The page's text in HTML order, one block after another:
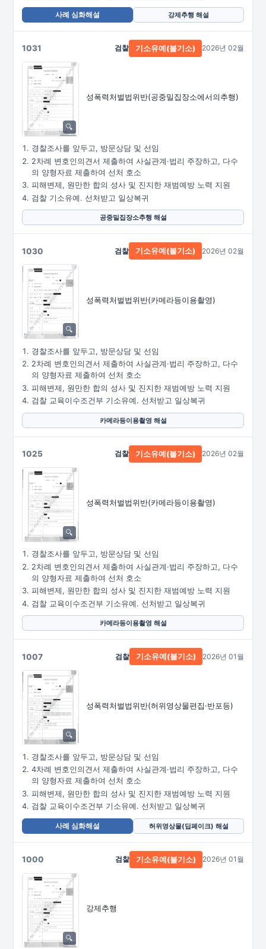
사례 심화해설 강제추행 해설
1031
성폭력처벌법위반(공중밀집장소에서의추행)
검찰 기소유예(불기소) 2026년 02월
경찰조사를 앞두고, 방문상담 및 선임
2차례 변호인의견서 제출하여 사실관계·법리 주장하고, 다수
의 양형자료 제출하여 선처 호소
피해변제, 원만한 합의 성사 및 진지한 재범예방 노력 지원
검찰 기소유예. 선처받고 일상복귀
공중밀집장소추행 해설
1030
성폭력처벌법위반(카메라등이용촬영)
검찰 기소유예(불기소) 2026년 02월
경찰조사를 앞두고, 방문상담 및 선임
2차례 변호인의견서 제출하여 사실관계·법리 주장하고, 다수
의 양형자료 제출하여 선처 호소
피해변제, 원만한 합의 성사 및 진지한 재범예방 노력 지원
검찰 교육이수조건부 기소유예. 선처받고 일상복귀
카메라등이용촬영 해설
1025
성폭력처벌법위반(카메라등이용촬영)
검찰 기소유예(불기소) 2026년 02월
경찰조사를 앞두고, 방문상담 및 선임
2차례 변호인의견서 제출하여 사실관계·법리 주장하고, 다수
의 양형자료 제출하여 선처 호소
피해변제, 원만한 합의 성사 및 진지한 재범예방 노력 지원
검찰 교육이수조건부 기소유예. 선처받고 일상복귀
카메라등이용촬영 해설
1007
성폭력처벌법위반(허위영상물편집·반포등)
검찰 기소유예(불기소) 2026년 01월
경찰조사를 앞두고, 방문상담 및 선임
4차례 변호인의견서 제출하여 사실관계·법리 주장하고, 다수
의 양형자료 제출하여 선처 호소
피해변제, 원만한 합의 성사 및 진지한 재범예방 노력 지원
검찰 교육이수조건부 기소유예. 선처받고 일상복귀
사례 심화해설 허위영상물(딥페이크) 해설
1000
강제추행
검찰 기소유예(불기소) 2026년 01월